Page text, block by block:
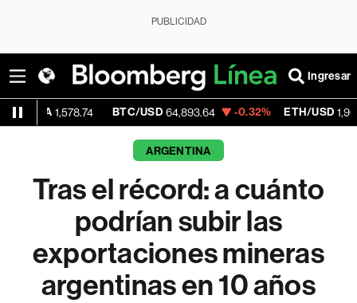
PUBLICIDAD
Ingresar
BTC/USD 64,893.64 -0.32% ETH/USD 1,907.33 -
ARGENTINA
Tras el récord: a cuánto
podrían subir las
exportaciones mineras
argentinas en 10 años